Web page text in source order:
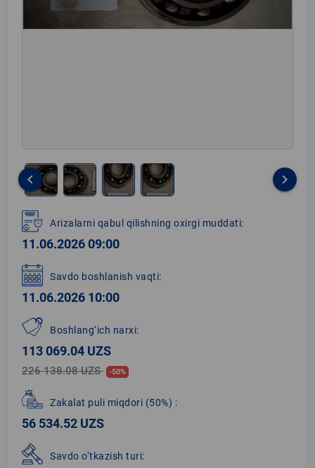
1
of
4
keyboard_arrow_left keyboard_arrow_right
Arizalarni qabul qilishning oxirgi muddati:
11.06.2026 09:00
Savdo boshlanish vaqti:
11.06.2026 10:00
Boshlang‘ich narxi:
113 069.04 UZS
226 138.08 UZS -50%
Zakalat puli miqdori (50%) :
56 534.52 UZS
Savdo o‘tkazish turi: